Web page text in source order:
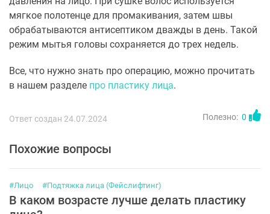
мягкое полотенце для промакивания, затем швы
обрабатываются антисептиком дважды в день. Такой
режим мытья головы сохраняется до трех недель.
Все, что нужно знать про операцию, можно прочитать
в нашем разделе про пластику лица.
Ответ создан 24.07.2024 Полезно: 0
Похожие вопросы
#Лицо #Подтяжка лица (Фейслифтинг)
В каком возрасте лучше делать пластику